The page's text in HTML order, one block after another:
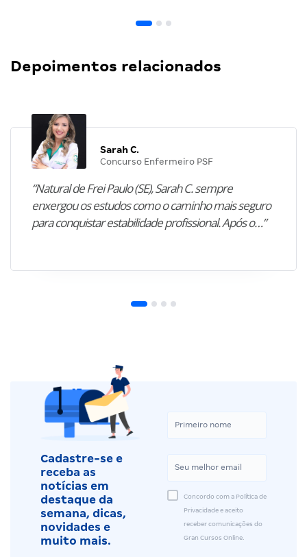
Depoimentos relacionados
Sarah C.
Concurso Enfermeiro PSF
“Natural de Frei Paulo (SE), Sarah C. sempre
enxergou os estudos como o caminho mais seguro
para conquistar estabilidade profissional. Após o…”
Cadastre-se e
receba as
notícias em
destaque da
semana, dicas,
novidades e
muito mais.
Concordo com a Política de
Privacidade e aceito
receber comunicações do
Gran Cursos Online.